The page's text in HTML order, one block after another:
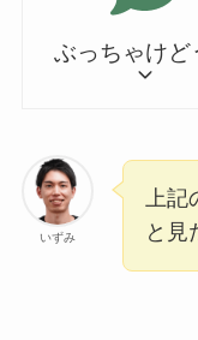
ぶっちゃけど
いずみ
上記
と見